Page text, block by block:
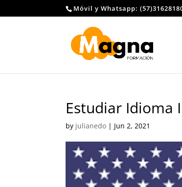
Móvil y Whatsapp:
Estudiar Idioma
by julianedo | Jun 2, 2021